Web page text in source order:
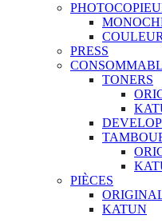
COULEUR
PRESS
TONERS
PIÈCES
KATUN